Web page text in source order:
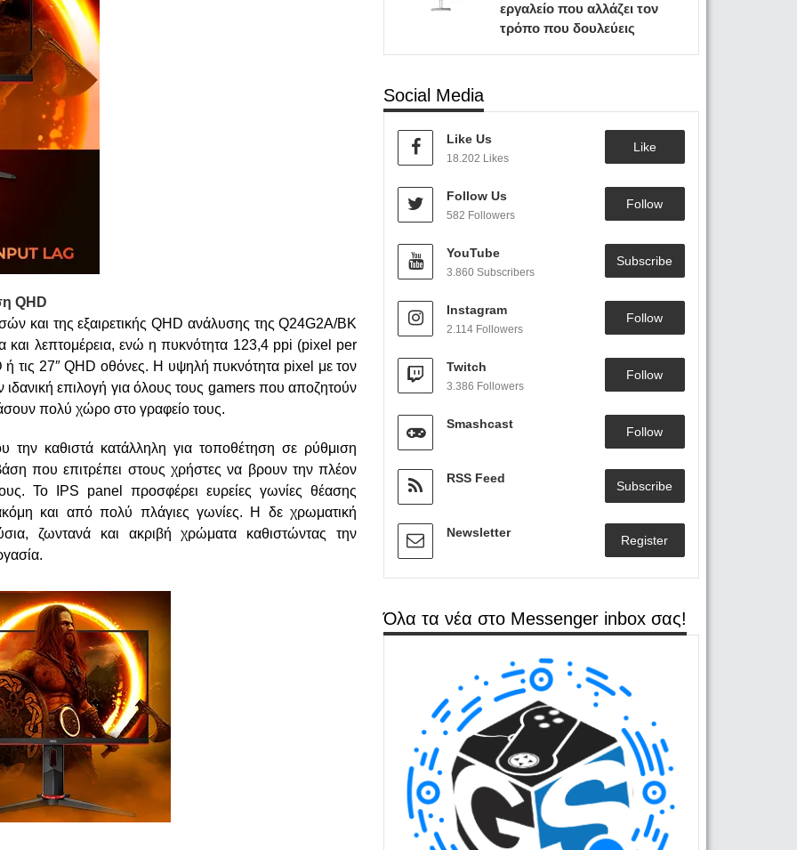
QHD
και της εξαιρετικής QHD ανάλυσης της Q24G2A/BK
και λεπτομέρεια, ενώ η πυκνότητα 123,4 ppi (pixel per
τις 27″ QHD οθόνες. Η υψηλή πυκνότητα pixel με τον
ιδανική επιλογή για όλους τους gamers που αποζητούν
πολύ χώρο στο γραφείο τους.
την καθιστά κατάλληλη για τοποθέτηση σε ρύθμιση
που επιτρέπει στους χρήστες να βρουν την πλέον
Το IPS panel προσφέρει ευρείες γωνίες θέασης
ακόμη και από πολύ πλάγιες γωνίες. Η δε χρωματική
ζωντανά και ακριβή χρώματα καθιστώντας την
εργαλείο που αλλάζει τον
τρόπο που δουλεύεις
Social Media
Like Us
18.202 Likes
Like
Follow Us
582 Followers
Follow
YouTube
3.860 Subscribers
Subscribe
Instagram
2.114 Followers
Follow
Twitch
3.386 Followers
Follow
Smashcast
Follow
RSS Feed
Subscribe
Newsletter
Register
Όλα τα νέα στο Messenger inbox σας!